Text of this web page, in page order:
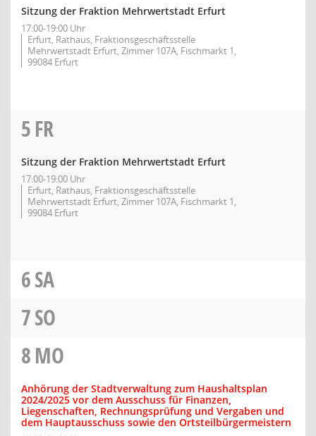
Sitzung der Fraktion Mehrwertstadt Erfurt
17:00-19:00 Uhr
Erfurt, Rathaus, Fraktionsgeschäftsstelle
Mehrwertstadt Erfurt, Zimmer 107A, Fischmarkt 1,
99084 Erfurt
5FR
Sitzung der Fraktion Mehrwertstadt Erfurt
17:00-19:00 Uhr
Erfurt, Rathaus, Fraktionsgeschäftsstelle
Mehrwertstadt Erfurt, Zimmer 107A, Fischmarkt 1,
99084 Erfurt
6SA
7SO
8MO
Anhörung der Stadtverwaltung zum Haushaltsplan
2024/2025 vor dem Ausschuss für Finanzen,
Liegenschaften, Rechnungsprüfung und Vergaben und
dem Hauptausschuss sowie den Ortsteilbürgermeistern